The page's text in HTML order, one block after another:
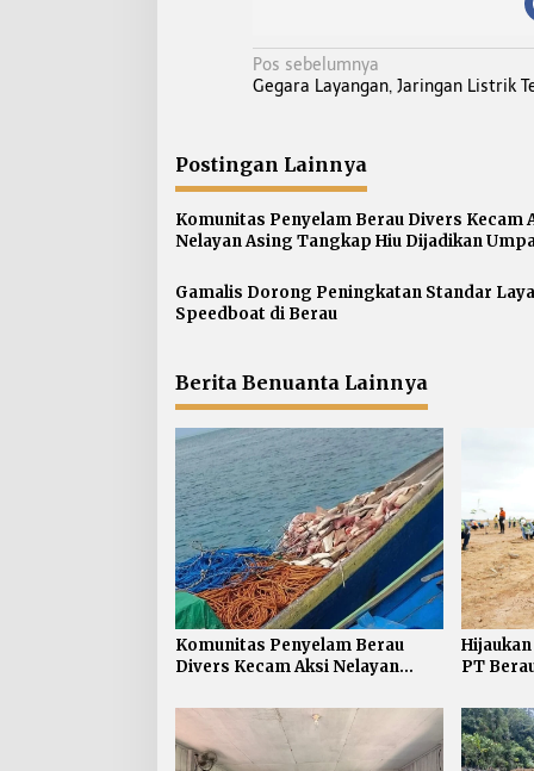
N
a
i
g
a
s
p
o
Pos sebelumnya
Gegara Layangan, Jaringan Listrik
Postingan Lainnya
Komunitas Penyelam Berau Divers Kecam
Nelayan Asing Tangkap Hiu Dijadikan
Gamalis Dorong Peningkatan Standar
Speedboat di Berau
Berita Benuanta Lainnya
Komunitas Penyelam Berau
Divers Kecam Aksi Nelayan
Umpan Pancing
PT
Pohon